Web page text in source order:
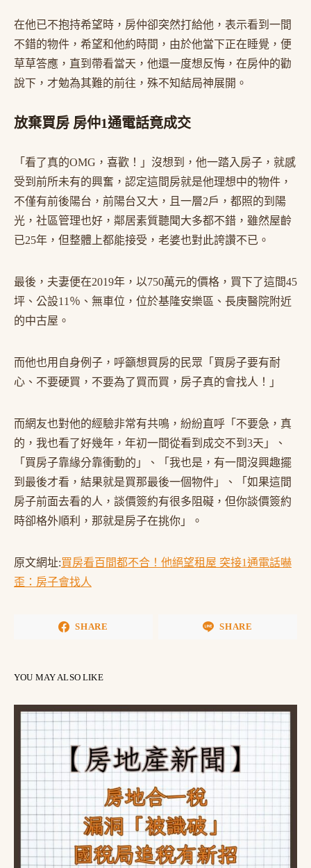
在他已不抱持希望時，房仲卻突然打給他，表示看到一間
不錯的物件，希望和他約時間，由於他當下正在睡覺，便
草草答應，直到帶看當天，他還一度想反悔，在房仲的勸
說下，才勉為其難的前往，殊不知結局神展開。
放棄買房 房仲1通電話竟成交
「看了真的OMG，喜歡！」沒想到，他一踏入房子，就感
受到前所未有的興奮，認定這間房就是他理想中的物件，
不僅有前後陽台，前陽台又大，且一層2戶，都照的到陽
光，社區管理也好，鄰居素質聽聞大多都不錯，雖然屋齡
已25年，但整體上都能接受，老婆也對此誇讚不已。
最後，夫妻便在2019年，以750萬元的價格，買下了這間45
坪、公設11％、無車位，位於基隆安樂區、長庚醫院附近
的中古屋。
而他也用自身例子，呼籲想買房的民眾「買房子要有耐
心、不要硬買，不要為了買而買，房子真的會找人！」
而網友也對他的經驗非常有共鳴，紛紛直呼「不要急，真
的，我也看了好幾年，年初一間從看到成交不到3天」、
「買房子靠緣分靠衝動的」、「我也是，有一間沒興趣擺
到最後才看，結果就是買那最後一個物件」、「如果這間
房子前面去看的人，談價簽約有很多阻礙，但你談價簽約
時卻格外順利，那就是房子在挑你」。
原文網址:買房看百間都不合！他絕望租屋 突接1通電話嚇
歪：房子會找人
SHARE SHARE
YOU MAY ALSO LIKE